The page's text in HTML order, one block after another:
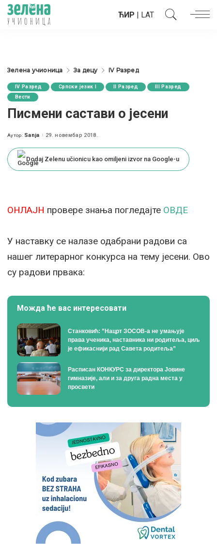
ЋИР | LAT
Зелена учионица За децу IV Разред
IV Разред Српски језик I II Разред
III Разред
Вести
Писмени састави о јесени
Posted
Аутор: Sanja 29. новембар 2018.
Dodaj Zelenu učionicu kao omiljeni izvor na Google-u
ОНЛАЈН провере знања погледајте ОВДЕ
У наставку се налазе одабрани радови са
нашег литерарног конкурса на тему јесени. Ово
су радови првака:
Можда ће вас интересовати
Станковић: ”Нацрт ЗОСОВ-а не умањује
права ученика, наставника ни родитеља, циљ
је ефикаснији рад Савета родитеља”
Расписан КОНКУРС за директора Јовине
гимназије, али и за друга радна места у
просвети